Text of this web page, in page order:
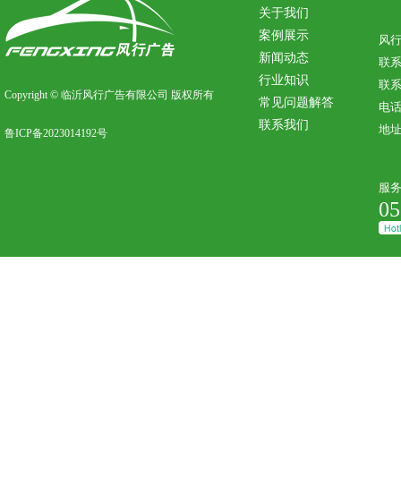
Copyright © 临沂风行广告有限公司 版权所有
鲁ICP备2023014192号
关于我们
案例展示
新闻动态
行业知识
常见问题解答
联系我们
风
联
联
电
地
服